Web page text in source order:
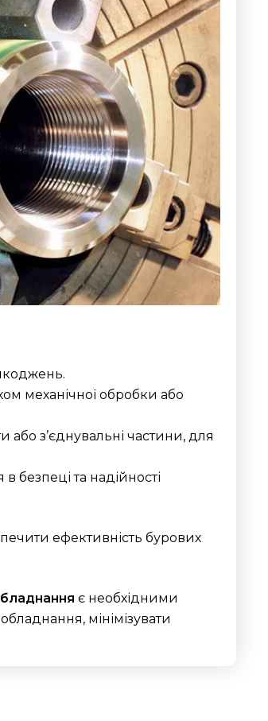
механічної обробки або
або з’єднувальні частини, для
безпеці та надійності
ефективність бурових
є необхідними
мінімізувати